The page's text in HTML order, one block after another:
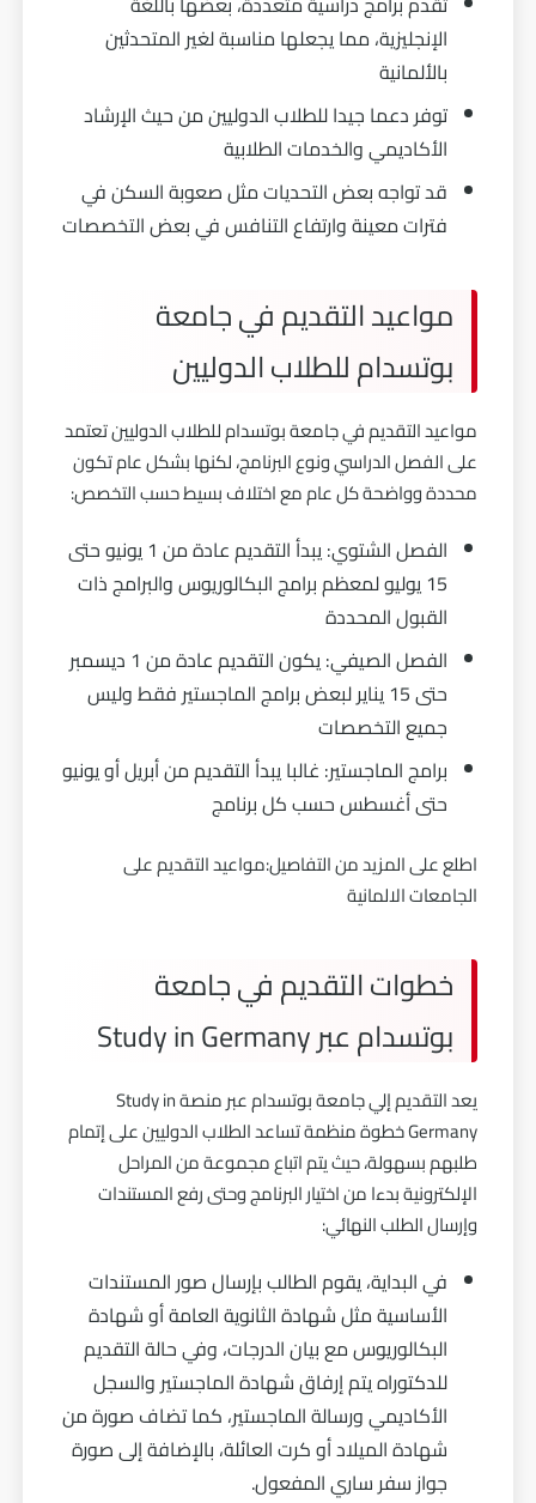
الإنجليزية، مما يجعلها مناسبة لغير المتحدثين
بالألمانية
توفر دعما جيدا للطلاب الدوليين من حيث الإرشاد
الأكاديمي والخدمات الطلابية
قد تواجه بعض التحديات مثل صعوبة السكن في
فترات معينة وارتفاع التنافس في بعض التخصصات
مواعيد التقديم في جامعة
بوتسدام للطلاب الدوليين
مواعيد التقديم في جامعة بوتسدام للطلاب الدوليين تعتمد
على الفصل الدراسي ونوع البرنامج، لكنها بشكل عام تكون
محددة وواضحة كل عام مع اختلاف بسيط حسب التخصص:
الفصل الشتوي: يبدأ التقديم عادة من 1 يونيو حتى
15 يوليو لمعظم برامج البكالوريوس والبرامج ذات
القبول المحددة
الفصل الصيفي: يكون التقديم عادة من 1 ديسمبر
حتى 15 يناير لبعض برامج الماجستير فقط وليس
جميع التخصصات
برامج الماجستير: غالبا يبدأ التقديم من أبريل أو يونيو
حتى أغسطس حسب كل برنامج
اطلع على المزيد من التفاصيل:مواعيد التقديم على
الجامعات الالمانية
خطوات التقديم في جامعة
بوتسدام عبر Study in Germany
يعد التقديم إلي جامعة بوتسدام عبر منصة Study in
Germany خطوة منظمة تساعد الطلاب الدوليين على إتمام
طلبهم بسهولة، حيث يتم اتباع مجموعة من المراحل
الإلكترونية بدءا من اختيار البرنامج وحتى رفع المستندات
وإرسال الطلب النهائي:
في البداية، يقوم الطالب بإرسال صور المستندات
الأساسية مثل شهادة الثانوية العامة أو شهادة
البكالوريوس مع بيان الدرجات، وفي حالة التقديم
للدكتوراه يتم إرفاق شهادة الماجستير والسجل
الأكاديمي ورسالة الماجستير، كما تضاف صورة من
شهادة الميلاد أو كرت العائلة، بالإضافة إلى صورة
جواز سفر ساري المفعول.